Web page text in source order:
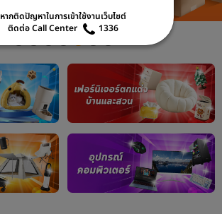
หากติดปัญหาในการเข้าใช้งานเว็บไซต์
ติดต่อ Call Center
1336